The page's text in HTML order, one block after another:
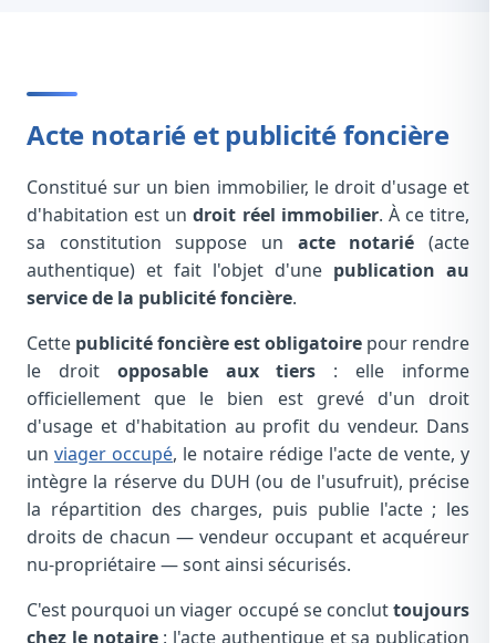
Acte notarié et publicité foncière
Constitué sur un bien immobilier, le droit d'usage et
d'habitation est undroit réel immobilier. À ce titre,
sa constitution suppose un acte notarié (acte
authentique) et fait l'objet d'une publication au
service de la publicité foncière.
Cette publicité foncière est obligatoire pour rendre
le droit opposable aux tiers : elle informe
officiellement que le bien est grevé d'un droit
d'usage et d'habitation au profit du vendeur. Dans
un viager occupé, le notaire rédige l'acte de vente, y
intègre la réserve du DUH (ou de l'usufruit), précise
la répartition des charges, puis publie l'acte ; les
droits de chacun — vendeur occupant et acquéreur
nu-propriétaire — sont ainsi sécurisés.
C'est pourquoi un viager occupé se concluttoujours
chez le notaire: l'acte authentique et sa publication